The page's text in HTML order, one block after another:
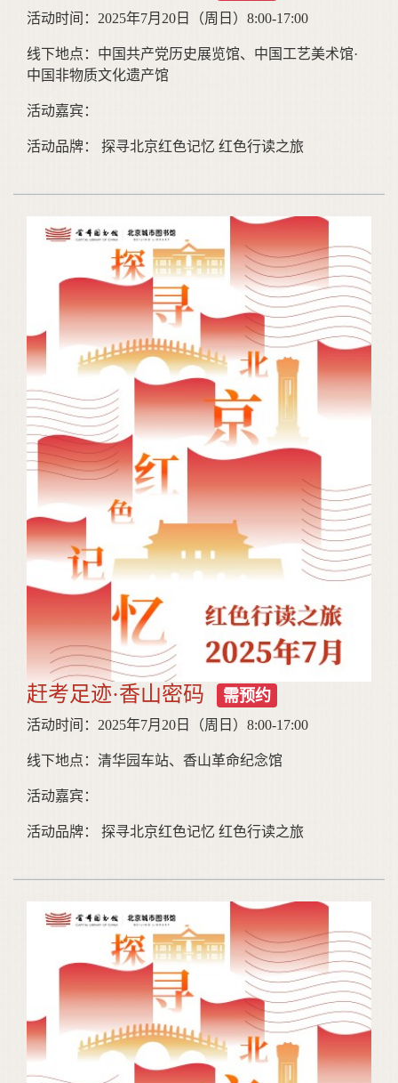
活动时间：2025年7月20日（周日）8:00-17:00
线下地点：中国共产党历史展览馆、中国工艺美术馆·
中国非物质文化遗产馆
活动嘉宾：
活动品牌： 探寻北京红色记忆 红色行读之旅
赶考足迹·香山密码 需预约
活动时间：2025年7月20日（周日）8:00-17:00
线下地点：清华园车站、香山革命纪念馆
活动嘉宾：
活动品牌： 探寻北京红色记忆 红色行读之旅